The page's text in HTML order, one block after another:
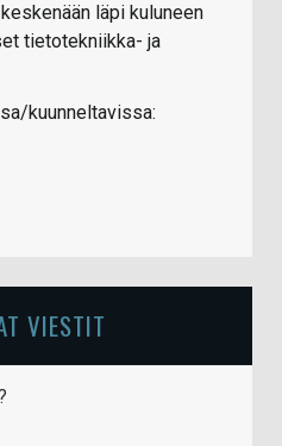
läpi kuluneen
tietotekniikka- ja
kuunneltavissa:
VIESTIT